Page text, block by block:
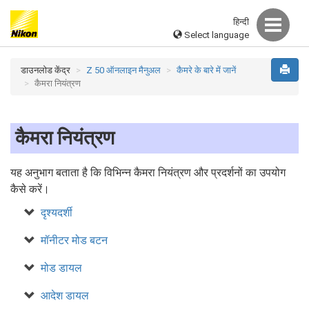
हिन्दी
Select language
डाउनलोड केंद्र Z 50 ऑनलाइन मैनुअल
कैमरे के बारे में जानें
कैमरा नियंत्रण
कैमरा नियंत्रण
यह अनुभाग बताता है कि विभिन्न कैमरा नियंत्रण और प्रदर्शनों का उपयोग
कैसे करें।
दृश्यदर्शी
मॉनीटर मोड बटन
मोड डायल
आदेश डायल